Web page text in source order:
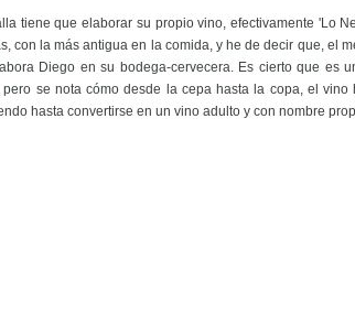
tiene que elaborar su propio vino, efectivamente 'Lo
con la más antigua en la comida, y he de decir que, el
Diego en su bodega-cervecera. Es cierto que es
se nota cómo desde la cepa hasta la copa, el
hasta convertirse en un vino adulto y con nombre